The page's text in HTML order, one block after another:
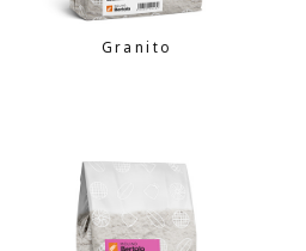
Granito